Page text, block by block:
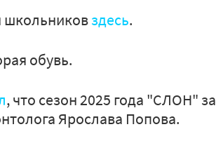
школьниковздесь.
обувь.
, что сезон 2025 года "СЛОН"
Ярослава Попова.